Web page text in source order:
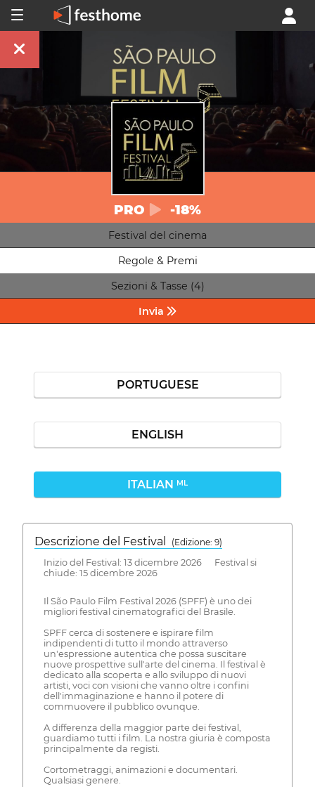
PRO -18%
Festival del cinema
Regole & Premi
Sezioni & Tasse (4)
Invia
PORTUGUESE
ENGLISH
ITALIAN ML
Descrizione del Festival
( Edizione: 9)
Inizio del Festival: 13 dicembre 2026 Festival si
chiude: 15 dicembre 2026
Il São Paulo Film Festival 2026 (SPFF) è uno dei
migliori festival cinematografici del Brasile.
SPFF cerca di sostenere e ispirare film
indipendenti di tutto il mondo attraverso
un'espressione autentica che possa suscitare
nuove prospettive sull'arte del cinema. Il festival è
dedicato alla scoperta e allo sviluppo di nuovi
artisti, voci con visioni che vanno oltre i confini
dell'immaginazione e hanno il potere di
commuovere il pubblico ovunque.
A differenza della maggior parte dei festival,
guardiamo tutti i film. La nostra giuria è composta
principalmente da registi.
Cortometraggi, animazioni e documentari.
Qualsiasi genere.